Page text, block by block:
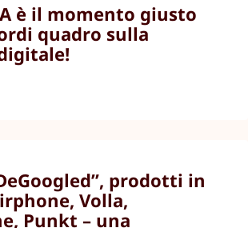
è il momento giusto
quadro sulla
prodotti in
Volla,
Punkt – una